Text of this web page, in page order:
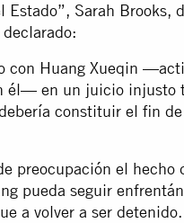
Sarah Brooks,
con Huang Xueqin
él— en un juicio injusto
constituir el fin
preocupación el hecho
pueda seguir
a volver a ser